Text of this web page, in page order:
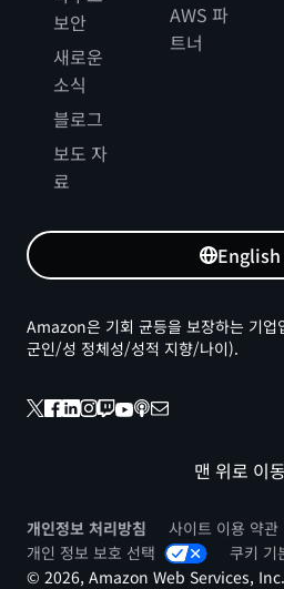
보안
새로운
소식
블로그
보도 자
료
AWS 파
트너
English
맨 위로 이동
Amazon은 기회 균등을 보장하는 기
군인/성 정체성/성적 지향/나이).
개인정보 처리방침
사이트 이용 약관
개인 정보 보호 선택
쿠키 기
© 2026, Amazon Web Services,